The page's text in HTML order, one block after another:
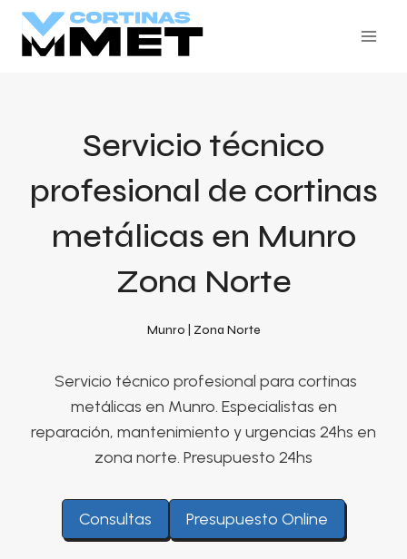
Skip
content
Servicio técnico
profesional de cortinas
metálicas en Munro
Zona Norte
Munro | Zona Norte
Servicio técnico profesional para cortinas
metálicas en Munro. Especialistas en
reparación, mantenimiento y urgencias 24hs en
zona norte. Presupuesto 24hs
Consultas Presupuesto Online